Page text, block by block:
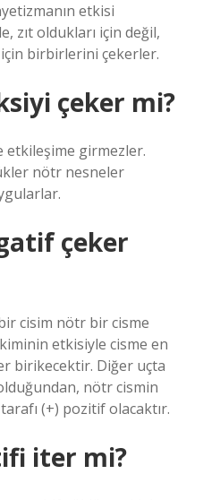
etkisi
zıt oldukları için değil,
birbirlerini çekerler.
çeker mi?
girmezler.
nötr nesneler
çeker
cisim nötr bir cisme
etkisiyle cisme en
birikecektir. Diğer uçta
nötr cismin
(+) pozitif olacaktır.
iter mi?